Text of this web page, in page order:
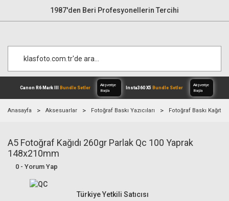
1987'den Beri Profesyonellerin Tercihi
Canon R6 Mark IIIBundle Setler
Alışverişe
Anasayfa Aksesuarlar Fotoğraf Baskı Yazıcıları Fotoğraf Baskı Kağıtları
A5 Fotoğraf Kağıdı 260gr Parlak Qc 100 Yaprak
148x210mm
0 - Yorum Yap
Türkiye Yetkili Satıcısı